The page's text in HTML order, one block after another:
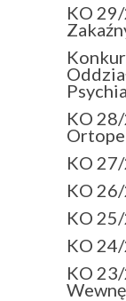
KO
KO
KO
KO
KO
KO
KO